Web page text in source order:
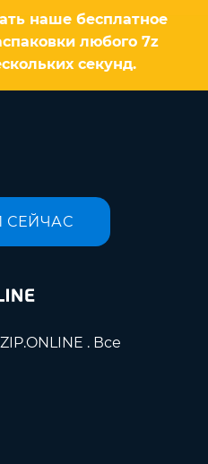
наше бесплатное
любого 7z
секунд.
СЕЙЧАС
. Все